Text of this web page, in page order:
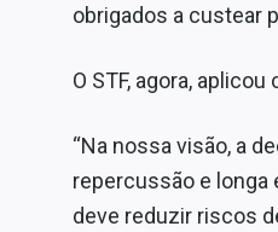
obrigados a custear
O STF, agora,
“Na nossa visão, a
repercussão e longa
deve reduzir riscos